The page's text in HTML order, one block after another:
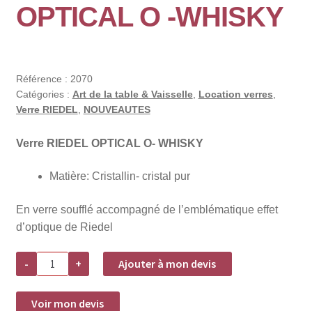
OPTICAL O -WHISKY
Référence : 2070
Catégories : Art de la table & Vaisselle, Location verres
Verre RIEDEL
NOUVEAUTES
Verre RIEDEL OPTICAL O- WHISKY
Matière: Cristallin- cristal pur
En verre soufflé accompagné de l’emblématique effet
d’optique de Riedel
-
quantité
Verre
RIEDEL
OPTICAL
+ Ajouter à mon devis
Voir mon devis